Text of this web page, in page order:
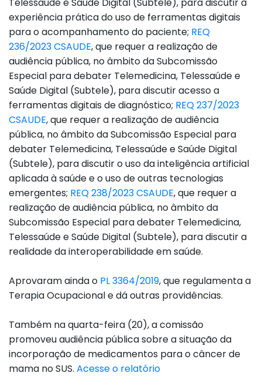
experiência prática do uso de ferramentas digitais
para o acompanhamento do paciente; REQ
236/2023 CSAUDE, que requer a realização de
audiência pública, no âmbito da Subcomissão
Especial para debater Telemedicina, Telessaúde e
Saúde Digital (Subtele), para discutir acesso a
ferramentas digitais de diagnóstico; REQ 237/2023
CSAUDE, que requer a realização de audiência
pública, no âmbito da Subcomissão Especial para
debater Telemedicina, Telessaúde e Saúde Digital
(Subtele), para discutir o uso da inteligência artificial
aplicada à saúde e o uso de outras tecnologias
emergentes; REQ 238/2023 CSAUDE, que requer a
realização de audiência pública, no âmbito da
Subcomissão Especial para debater Telemedicina,
Telessaúde e Saúde Digital (Subtele), para discutir a
realidade da interoperabilidade em saúde.
Aprovaram ainda o PL 3364/2019, que regulamenta a
Terapia Ocupacional e dá outras providências.
Também na quarta-feira (20), a comissão
promoveu audiência pública sobre a situação da
incorporação de medicamentos para o câncer de
mama no SUS. Acesse o relatório